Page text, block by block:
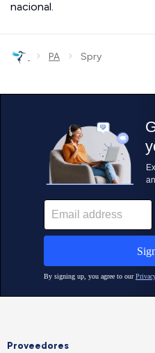
nacional.
› PA › Spry
Proveedores